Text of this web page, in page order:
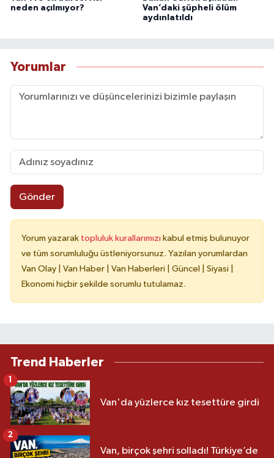
neden açılmıyor?
Van’daki şüpheli ölüm
aydınlatıldı
Yorumlar
Gönder
Yorum yazarak topluluk kurallarımızı kabul etmiş bulunuyor
ve tüm sorumluluğu üstleniyorsunuz. Yazılan yorumlardan
Van Olay | Van Haber | Van Haberleri | Güncel | Siyasi |
Ekonomi hiçbir şekilde sorumlu tutulamaz.
Trend Haberler
Van'da yüzlerce kız tesettüre girdi
1
Van, birçok şehri solladı! Türkiye’de
2